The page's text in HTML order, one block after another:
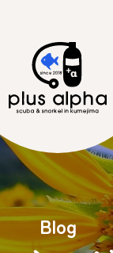
Blog